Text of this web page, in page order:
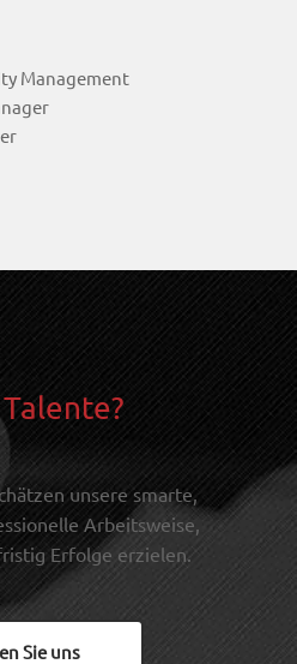
Management
unsere smarte,
Arbeitsweise,
Erfolge erzielen.
Sie uns